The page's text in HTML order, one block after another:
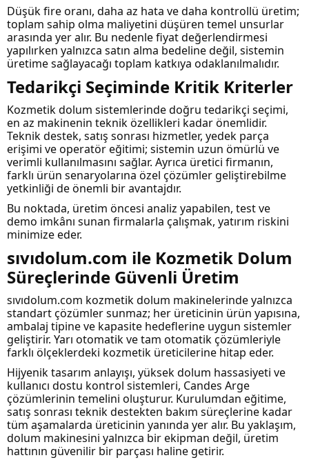
Düşük fire oranı, daha az hata ve daha kontrollü üretim;
toplam sahip olma maliyetini düşüren temel unsurlar
arasında yer alır. Bu nedenle fiyat değerlendirmesi
yapılırken yalnızca satın alma bedeline değil, sistemin
üretime sağlayacağı toplam katkıya odaklanılmalıdır.
Tedarikçi Seçiminde Kritik Kriterler
Kozmetik dolum sistemlerinde doğru tedarikçi seçimi,
en az makinenin teknik özellikleri kadar önemlidir.
Teknik destek, satış sonrası hizmetler, yedek parça
erişimi ve operatör eğitimi; sistemin uzun ömürlü ve
verimli kullanılmasını sağlar. Ayrıca üretici firmanın,
farklı ürün senaryolarına özel çözümler geliştirebilme
yetkinliği de önemli bir avantajdır.
Bu noktada, üretim öncesi analiz yapabilen, test ve
demo imkânı sunan firmalarla çalışmak, yatırım riskini
minimize eder.
sıvıdolum.com ile Kozmetik Dolum
Süreçlerinde Güvenli Üretim
sıvıdolum.com kozmetik dolum makinelerinde yalnızca
standart çözümler sunmaz; her üreticinin ürün yapısına,
ambalaj tipine ve kapasite hedeflerine uygun sistemler
geliştirir. Yarı otomatik ve tam otomatik çözümleriyle
farklı ölçeklerdeki kozmetik üreticilerine hitap eder.
Hijyenik tasarım anlayışı, yüksek dolum hassasiyeti ve
kullanıcı dostu kontrol sistemleri, Candes Arge
çözümlerinin temelini oluşturur. Kurulumdan eğitime,
satış sonrası teknik destekten bakım süreçlerine kadar
tüm aşamalarda üreticinin yanında yer alır. Bu yaklaşım,
dolum makinesini yalnızca bir ekipman değil, üretim
hattının güvenilir bir parçası haline getirir.